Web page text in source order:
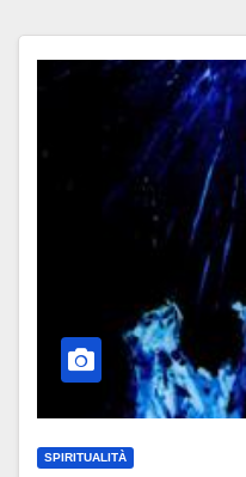
SPIRITUALITÀ